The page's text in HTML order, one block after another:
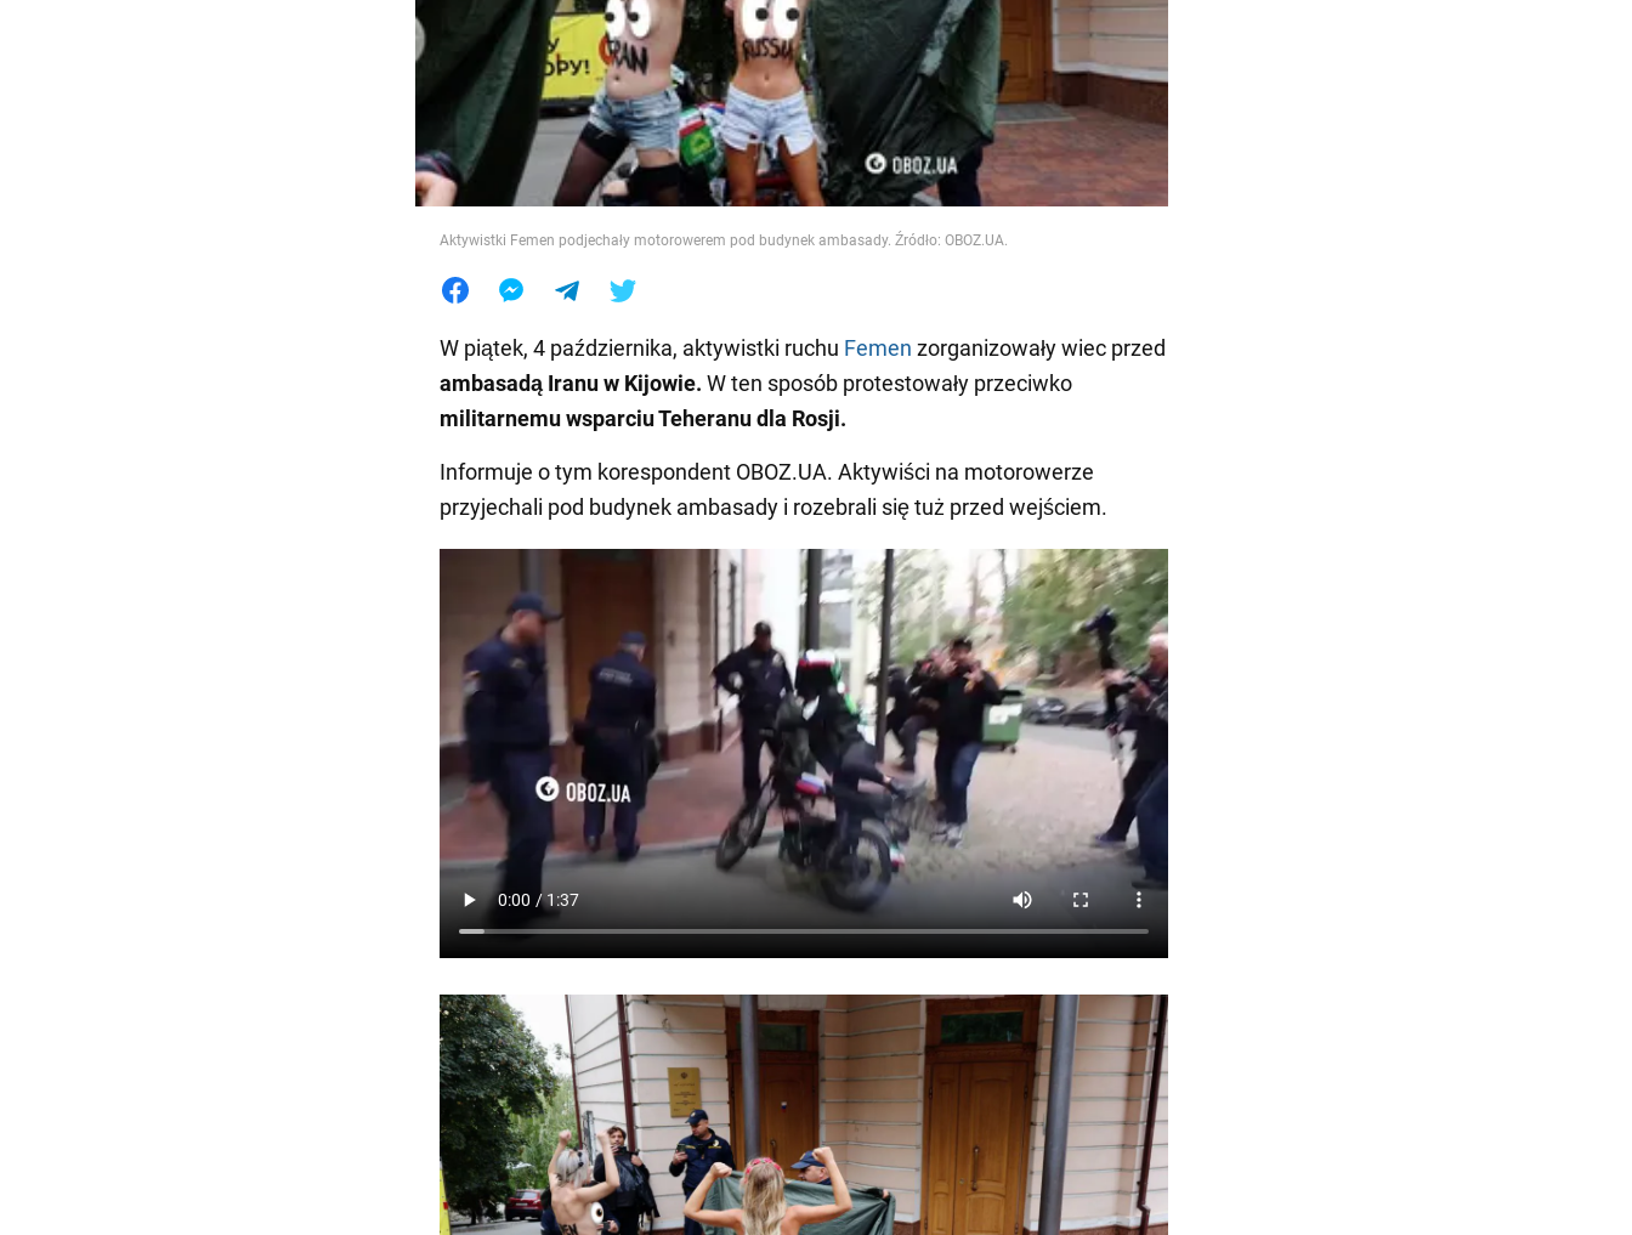
Jedzenie
Aktywistki Femen podjechały motorowerem pod budynek ambasady. Źródło: OBOZ.UA.
W piątek, 4 października, aktywistki ruchu Femen zorganizowały wiec przed
ambasadą Iranu w Kijowie. W ten sposób protestowały przeciwko
militarnemu wsparciu Teheranu dla Rosji.
Informuje o tym korespondent OBOZ.UA. Aktywiści na motorowerze
przyjechali pod budynek ambasady i rozebrali się tuż przed wejściem.